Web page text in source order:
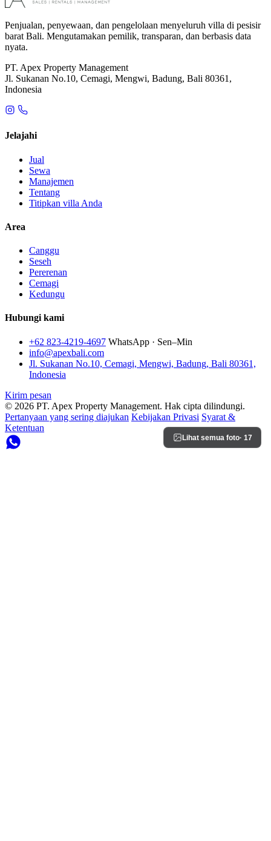
Lihat semua foto· 17
Penjualan, penyewaan, dan pengelolaan menyeluruh villa di pesisir
barat Bali. Mengutamakan pemilik, transparan, dan berbasis data
nyata.
PT. Apex Property Management
Jl. Sukanan No.10, Cemagi, Mengwi, Badung, Bali 80361,
Indonesia
Jelajahi
Jual
Sewa
Manajemen
Tentang
Titipkan villa Anda
Area
Canggu
Seseh
Pererenan
Cemagi
Kedungu
Hubungi kami
+62 823-4219-4697 WhatsApp · Sen–Min
info@apexbali.com
Jl. Sukanan No.10, Cemagi, Mengwi, Badung, Bali 80361,
Indonesia
Kirim pesan
© 2026 PT. Apex Property Management. Hak cipta dilindungi.
Pertanyaan yang sering diajukan Kebijakan Privasi Syarat &
Ketentuan